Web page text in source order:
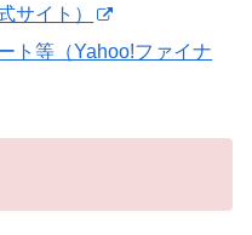
サイト）
ト等（Yahoo!ファイナ